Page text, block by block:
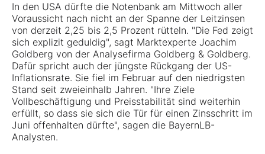
In den USA dürfte die Notenbank am Mittwoch aller
Voraussicht nach nicht an der Spanne der Leitzinsen
von derzeit 2,25 bis 2,5 Prozent rütteln. "Die Fed zeigt
sich explizit geduldig", sagt Marktexperte Joachim
Goldberg von der Analysefirma Goldberg & Goldberg.
Dafür spricht auch der jüngste Rückgang der US-
Inflationsrate. Sie fiel im Februar auf den niedrigsten
Stand seit zweieinhalb Jahren. "Ihre Ziele
Vollbeschäftigung und Preisstabilität sind weiterhin
erfüllt, so dass sie sich die Tür für einen Zinsschritt im
Juni offenhalten dürfte", sagen die BayernLB-
Analysten.